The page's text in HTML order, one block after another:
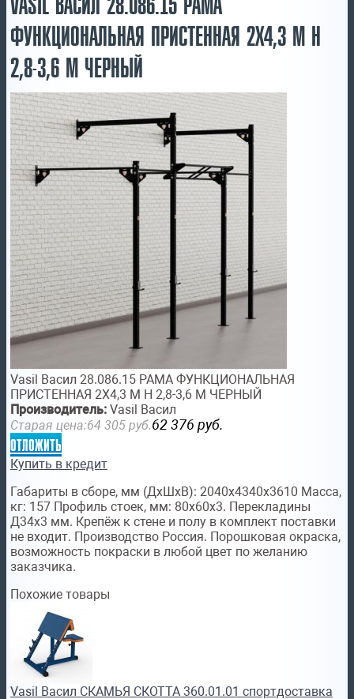
ФУНКЦИОНАЛЬНАЯ ПРИСТЕННАЯ 2Х4,3 М Н
2,8-3,6 М ЧЕРНЫЙ
Vasil Васил 28.086.15 РАМА ФУНКЦИОНАЛЬНАЯ
ПРИСТЕННАЯ 2Х4,3 М Н 2,8-3,6 М ЧЕРНЫЙ
Производитель: Vasil Васил
Старая цена:64 305 руб.62 376 руб.
отложить
Купить в кредит
Габариты в сборе, мм (ДхШхВ): 2040х4340х3610 Масса,
кг: 157 Профиль стоек, мм: 80х60х3. Перекладины
Д34х3 мм. Крепёж к стене и полу в комплект поставки
не входит. Производство Россия. Порошковая окраска,
возможность покраски в любой цвет по желанию
заказчика.
Похожие товары
Vasil Васил СКАМЬЯ СКОТТА 360.01.01 спортдоставка